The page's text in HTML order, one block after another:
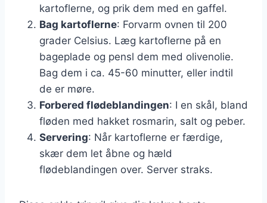
kartoflerne, og prik dem med en gaffel.
Bag kartoflerne: Forvarm ovnen til 200
grader Celsius. Læg kartoflerne på en
bageplade og pensl dem med olivenolie.
Bag dem i ca. 45-60 minutter, eller indtil
de er møre.
Forbered flødeblandingen: I en skål, bland
fløden med hakket rosmarin, salt og peber.
Servering: Når kartoflerne er færdige,
skær dem let åbne og hæld
flødeblandingen over. Server straks.